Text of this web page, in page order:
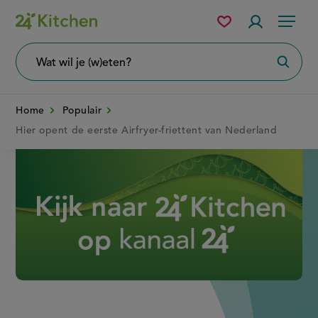
Overslaan
en
naar
Menu
wil
Mijn
bewaarde
Home
Populair
Hier opent de eerste Airfryer-friettent van Nederland